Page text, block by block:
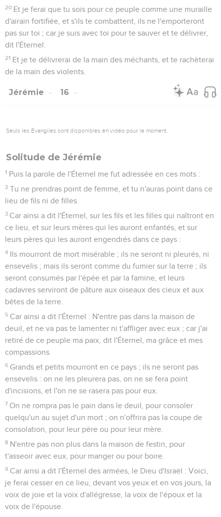
20 Et je ferai que tu sois pour ce peuple comme une muraille
d'airain fortifiée, et s'ils te combattent, ils ne l'emporteront
pas sur toi ; car je suis avec toi pour te sauver et te délivrer,
dit l'Éternel.
21 Et je te délivrerai de la main des méchants, et te rachèterai
de la main des violents.
Jérémie 16
Seuls les Évangiles sont disponibles en vidéo pour le moment.
Solitude de Jérémie
1 Puis la parole de l'Éternel me fut adressée en ces mots :
2 Tu ne prendras point de femme, et tu n'auras point dans ce
lieu de fils ni de filles.
3 Car ainsi a dit l'Éternel, sur les fils et les filles qui naîtront en
ce lieu, et sur leurs mères qui les auront enfantés, et sur
leurs pères qui les auront engendrés dans ce pays :
4 Ils mourront de mort misérable ; ils ne seront ni pleurés, ni
ensevelis ; mais ils seront comme du fumier sur la terre ; ils
seront consumés par l'épée et par la famine, et leurs
cadavres serviront de pâture aux oiseaux des cieux et aux
bêtes de la terre.
5 Car ainsi a dit l'Éternel : N'entre pas dans la maison de
deuil, et ne va pas te lamenter ni t'affliger avec eux ; car j'ai
retiré de ce peuple ma paix, dit l'Éternel, ma grâce et mes
compassions.
6 Grands et petits mourront en ce pays ; ils ne seront pas
ensevelis : on ne les pleurera pas, on ne se fera point
d'incisions, et l'on ne se rasera pas pour eux.
7 On ne rompra pas le pain dans le deuil, pour consoler
quelqu'un au sujet d'un mort ; on n'offrira pas la coupe de
consolation, pour leur père ou pour leur mère.
8 N'entre pas non plus dans la maison de festin, pour
t'asseoir avec eux, pour manger ou pour boire.
9 Car ainsi a dit l'Éternel des armées, le Dieu d'Israël : Voici,
je ferai cesser en ce lieu, devant vos yeux et en vos jours, la
voix de joie et la voix d'allégresse, la voix de l'époux et la
voix de l'épouse.